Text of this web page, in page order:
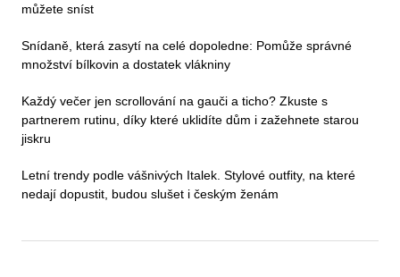
můžete sníst
Snídaně, která zasytí na celé dopoledne: Pomůže správné
množství bílkovin a dostatek vlákniny
Každý večer jen scrollování na gauči a ticho? Zkuste s
partnerem rutinu, díky které uklidíte dům i zažehnete starou
jiskru
Letní trendy podle vášnivých Italek. Stylové outfity, na které
nedají dopustit, budou slušet i českým ženám